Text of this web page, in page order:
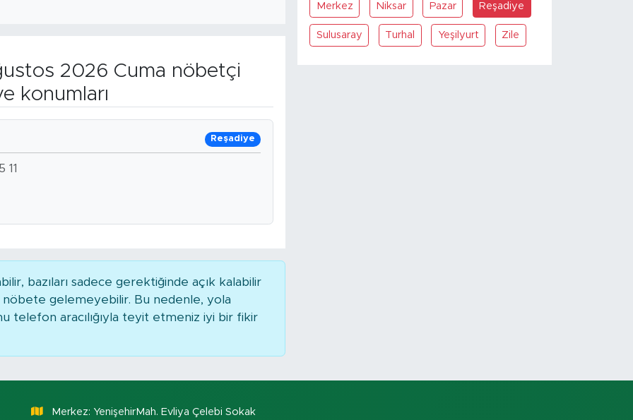
2026 Cuma nöbetçi
konumları
Reşadiye
11
bazıları sadece gerektiğinde açık kalabilir
gelemeyebilir. Bu nedenle, yola
telefon aracılığıyla teyit etmeniz iyi bir fikir
Merkez Niksar Pazar Reşadiye
Sulusaray Turhal Yeşilyurt Zile
Merkez: YenişehirMah. Evliya Çelebi Sokak